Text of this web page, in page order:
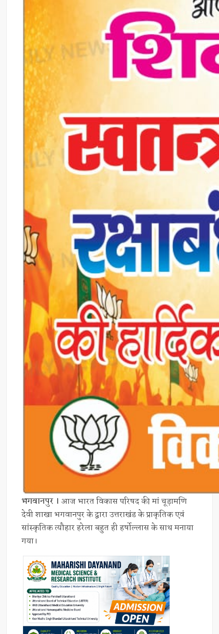
भगवानपुर । आज भारत विकास परिषद की मां चूड़ामणि
देवी शाखा भगवानपुर के द्वारा उत्तराखंड के प्राकृतिक एवं
सांस्कृतिक त्यौहार हरेला बहुत ही हर्षोल्लास के साथ मनाया
गया।